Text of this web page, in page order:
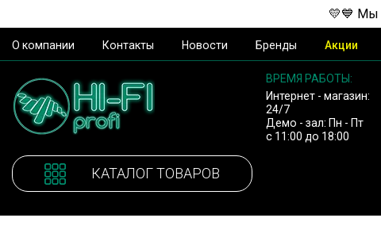
💛💙 Мы
О компании Контакты Новости Бренды Акции
ВРЕМЯ РАБОТЫ:
Интернет - магазин:
24/7
Демо - зал: Пн - Пт
с 11:00 до 18:00
КАТАЛОГ ТОВАРОВ